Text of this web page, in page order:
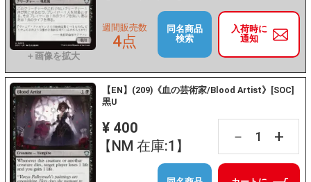
入荷時に
通知
週間販売数
4点
同名商品
検索
【EN】(209)《血の芸術家/Blood Artist》[SOC]
黒U
¥ 400
【NM 在庫:1】
－ +